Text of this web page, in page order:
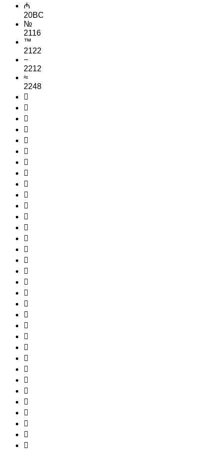
₼
20BC
№
2116
™
2122
−
2212
≈
2248
































